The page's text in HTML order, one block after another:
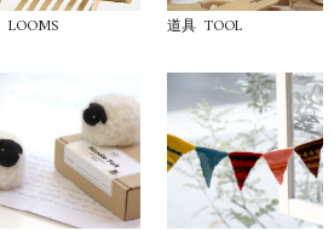
LOOMS 道具 TOOL